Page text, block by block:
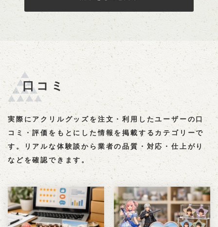
口コミ
実際にアクリルグッズを注文・利用したユーザーの口
コミ・評価をもとにした情報を掲載するカテゴリーで
す。リアルな体験談から業者の品質・対応・仕上がり
などを確認できます。